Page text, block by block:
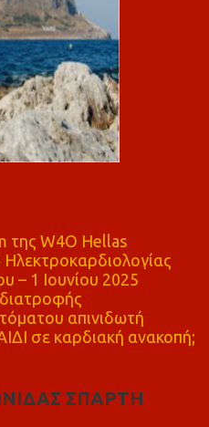
της W4O Hellas
– 1 Ιουνίου 2025
διατροφής
απινιδωτή
σε καρδιακή ανακοπή;
ΣΠΑΡΤΗ